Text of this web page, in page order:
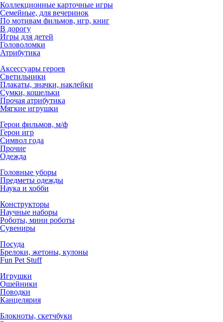
Коллекционные карточные игры
Семейные, для вечеринок
По мотивам фильмов, игр, книг
В дорогу
Игры для детей
Головоломки
Атрибутика
Аксессуары героев
Светильники
Плакаты, значки, наклейки
Сумки, кошельки
Прочая атрибутика
Мягкие игрушки
Герои фильмов, м/ф
Герои игр
Символ года
Прочие
Одежда
Головные уборы
Предметы одежды
Наука и хобби
Конструкторы
Научные наборы
Роботы, мини роботы
Сувениры
Посуда
Брелоки, жетоны, кулоны
Fun Pet Stuff
Игрушки
Ошейники
Поводки
Канцелярия
Блокноты, скетчбуки